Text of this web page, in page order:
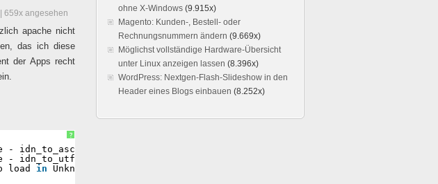
| 659x angesehen
apache nicht
das ich diese
der Apps recht
?
- idn_to_ascii
- idn_to_utf8
load in
Unknown on line 0
ohne X-Windows (9.915x)
Magento: Kunden-, Bestell- oder
Rechnungsnummern ändern (9.669x)
Möglichst vollständige Hardware-Übersicht
unter Linux anzeigen lassen (8.396x)
WordPress: Nextgen-Flash-Slideshow in den
Header eines Blogs einbauen (8.252x)